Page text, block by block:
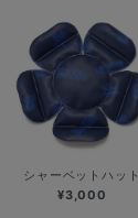
シャーベットハット
¥3,000